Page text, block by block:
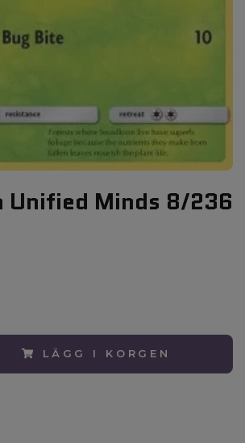
Unified Minds 8/236
LÄGG I KORGEN